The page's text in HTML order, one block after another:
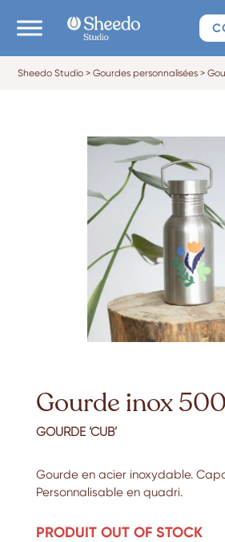
Sheedo Studio >Gourdes personnalisées >
Gourde inox
GOURDE ‘CUB’
Gourde en acier inoxydable.
Personnalisable en quadri.
PRODUIT OUT OF STOCK